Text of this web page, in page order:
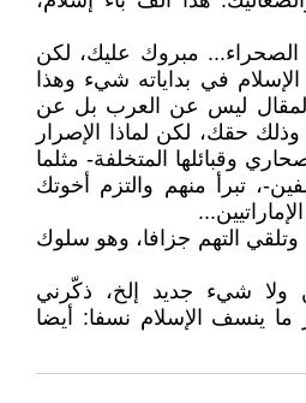
مبروك عليك، لكن
في بداياته شيء وهذا
المقال ليس عن العرب بل عن
وذلك حقك، لكن لماذا الإصرار
وقبائلها المتخلفة- مثلما
، تبرأ منهم والتزم أخوتك
وتلقي التهم جزافا، وهو سلوك
شيء جديد إلخ، ذكّرني
ما ينسف الإسلام نسفا: أيضا